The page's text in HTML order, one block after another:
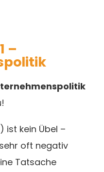
–
ist kein Übel –
oft negativ
Tatsache